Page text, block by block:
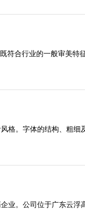
符合行业的一般审美特
格。字体的结构、粗细
业。公司位于广东云浮